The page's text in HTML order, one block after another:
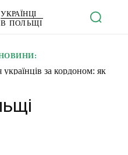
УКРАЇНЦІ
В ПОЛЬЩІ
українців за кордоном: як